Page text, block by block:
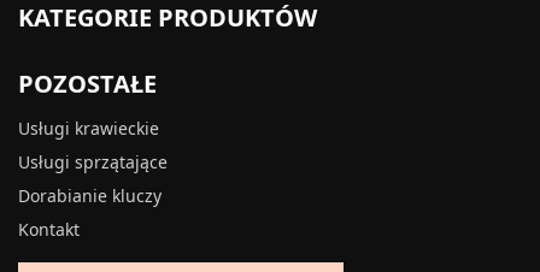
KATEGORIE PRODUKTÓW
POZOSTAŁE
Usługi krawieckie
Usługi sprzątające
Dorabianie kluczy
Kontakt